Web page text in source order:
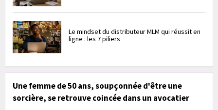
Le mindset du distributeur MLM qui réussit en
ligne : les 7 piliers
Une femme de 50 ans, soupçonnée d'être une
sorcière, se retrouve coincée dans un avocatier